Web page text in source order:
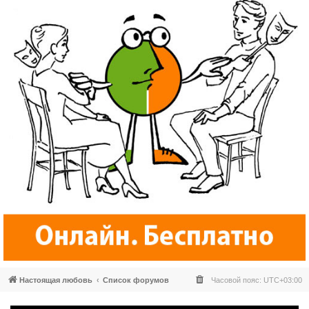
Настоящая любовь Список форумов Часовой пояс: UTC+03:00